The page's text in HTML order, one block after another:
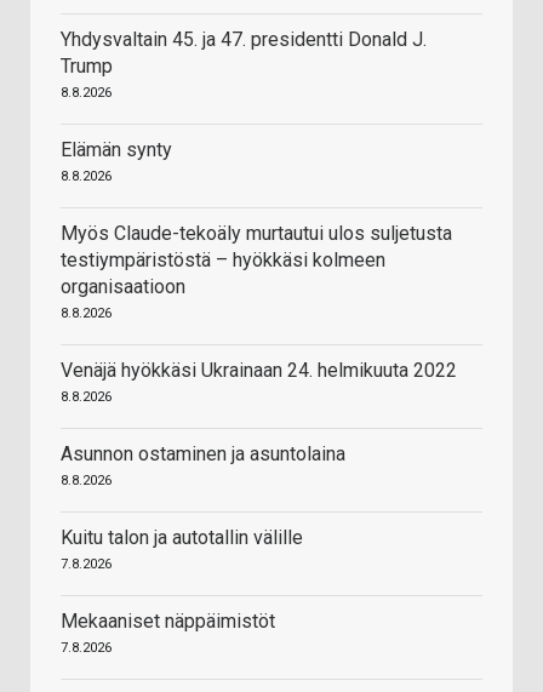
Yhdysvaltain 45. ja 47. presidentti Donald J.
Trump
8.8.2026
Elämän synty
8.8.2026
Myös Claude-tekoäly murtautui ulos suljetusta
testiympäristöstä – hyökkäsi kolmeen
organisaatioon
8.8.2026
Venäjä hyökkäsi Ukrainaan 24. helmikuuta 2022
8.8.2026
Asunnon ostaminen ja asuntolaina
8.8.2026
Kuitu talon ja autotallin välille
7.8.2026
Mekaaniset näppäimistöt
7.8.2026